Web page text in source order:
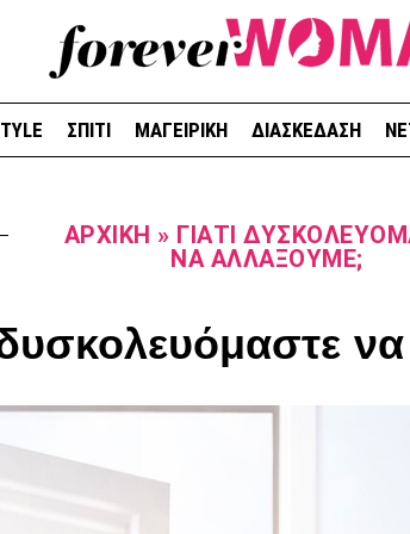
ΣΠΙΤΙ ΜΑΓΕΙΡΙΚΗ ΔΙΑΣΚΕΔΑΣΗ
ΑΡΧΙΚΉ » ΓΙΑΤΊ
ΝΑ ΑΛΛΆΞΟΥΜΕ;
δυσκολευόμαστε